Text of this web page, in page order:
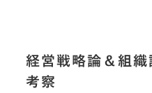
経営戦略論＆組
考察